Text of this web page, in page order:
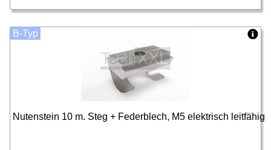
Nutenstein 10 m. Steg + Federblech, M5 elektrisch leitfähig
B-Typ